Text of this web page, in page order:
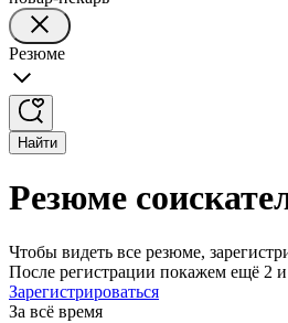
Резюме
Найти
Резюме
Чтобы видеть все резюме,
После регистрации покажем ещё 2
Зарегистрироваться
За всё время